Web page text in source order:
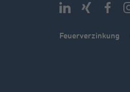
Feuerverzinkung